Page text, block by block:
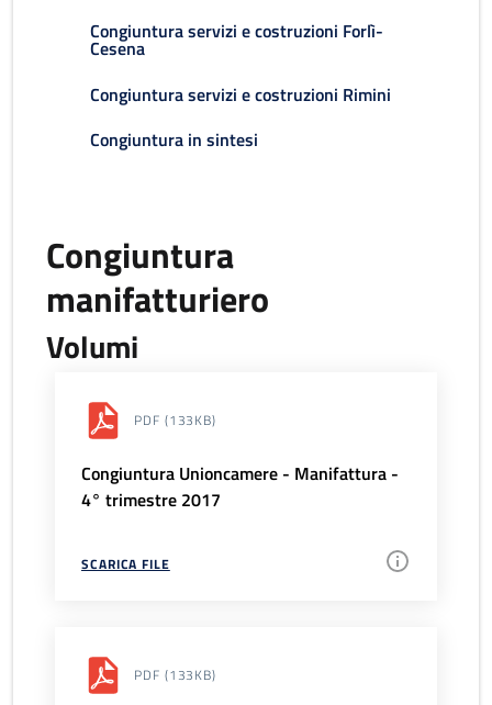
Congiuntura servizi e costruzioni Forlì-
Cesena
Congiuntura servizi e costruzioni Rimini
Congiuntura in sintesi
Congiuntura
manifatturiero
Volumi
PDF (133KB)
Congiuntura Unioncamere - Manifattura -
4° trimestre 2017
SCARICA FILE
PDF (133KB)